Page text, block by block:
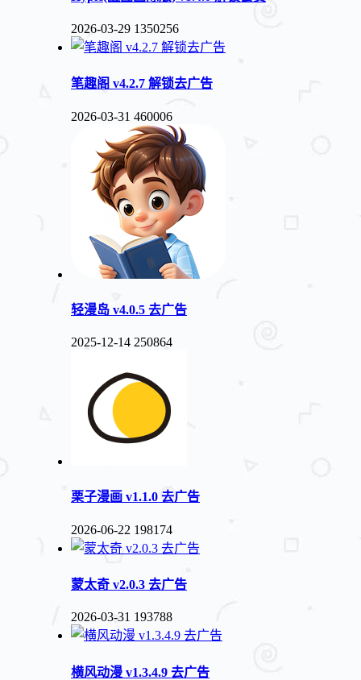
2026-03-29 1350256
笔趣阁 v4.2.7 解锁去广告
2026-03-31 460006
轻漫岛 v4.0.5 去广告
2025-12-14 250864
栗子漫画 v1.1.0 去广告
2026-06-22 198174
蒙太奇 v2.0.3 去广告
2026-03-31 193788
横风动漫 v1.3.4.9 去广告